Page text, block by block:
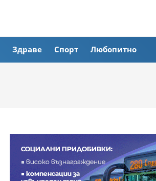
Здраве Спорт Любопитно